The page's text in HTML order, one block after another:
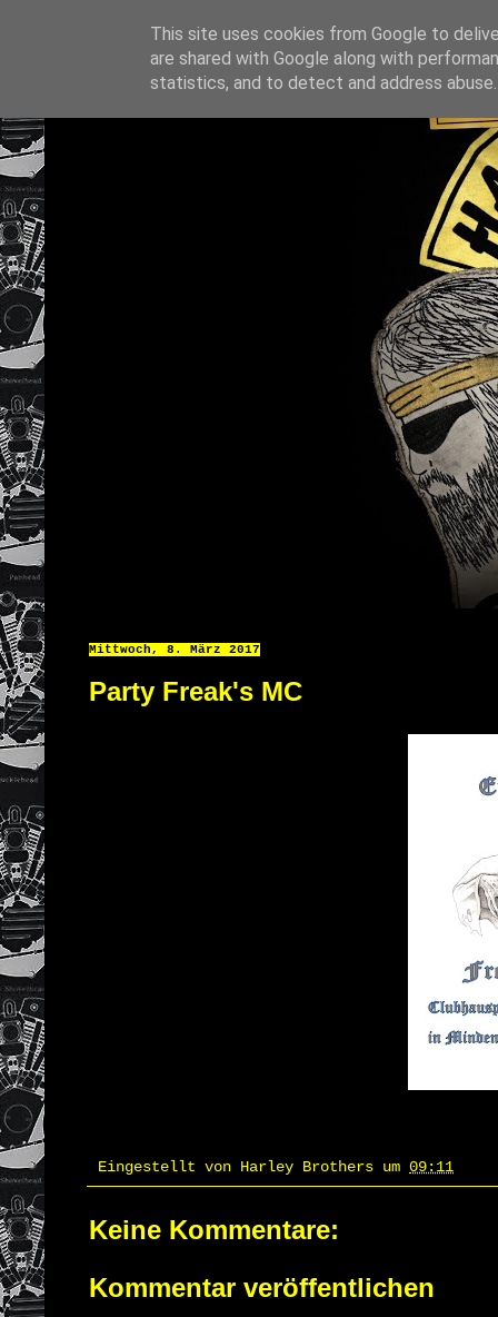
Mittwoch, 8. März 2017
Party Freak's MC
Eingestellt von Harley Brothers um 09:11
Keine Kommentare:
Kommentar veröffentlichen
This site uses cookies from Google to
are shared with Google along with
statistics, and to detect and address abuse.